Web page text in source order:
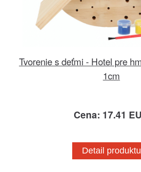
Tvorenie s deťmi - Hotel pre
1cm
Cena: 17.41
Detail produktu